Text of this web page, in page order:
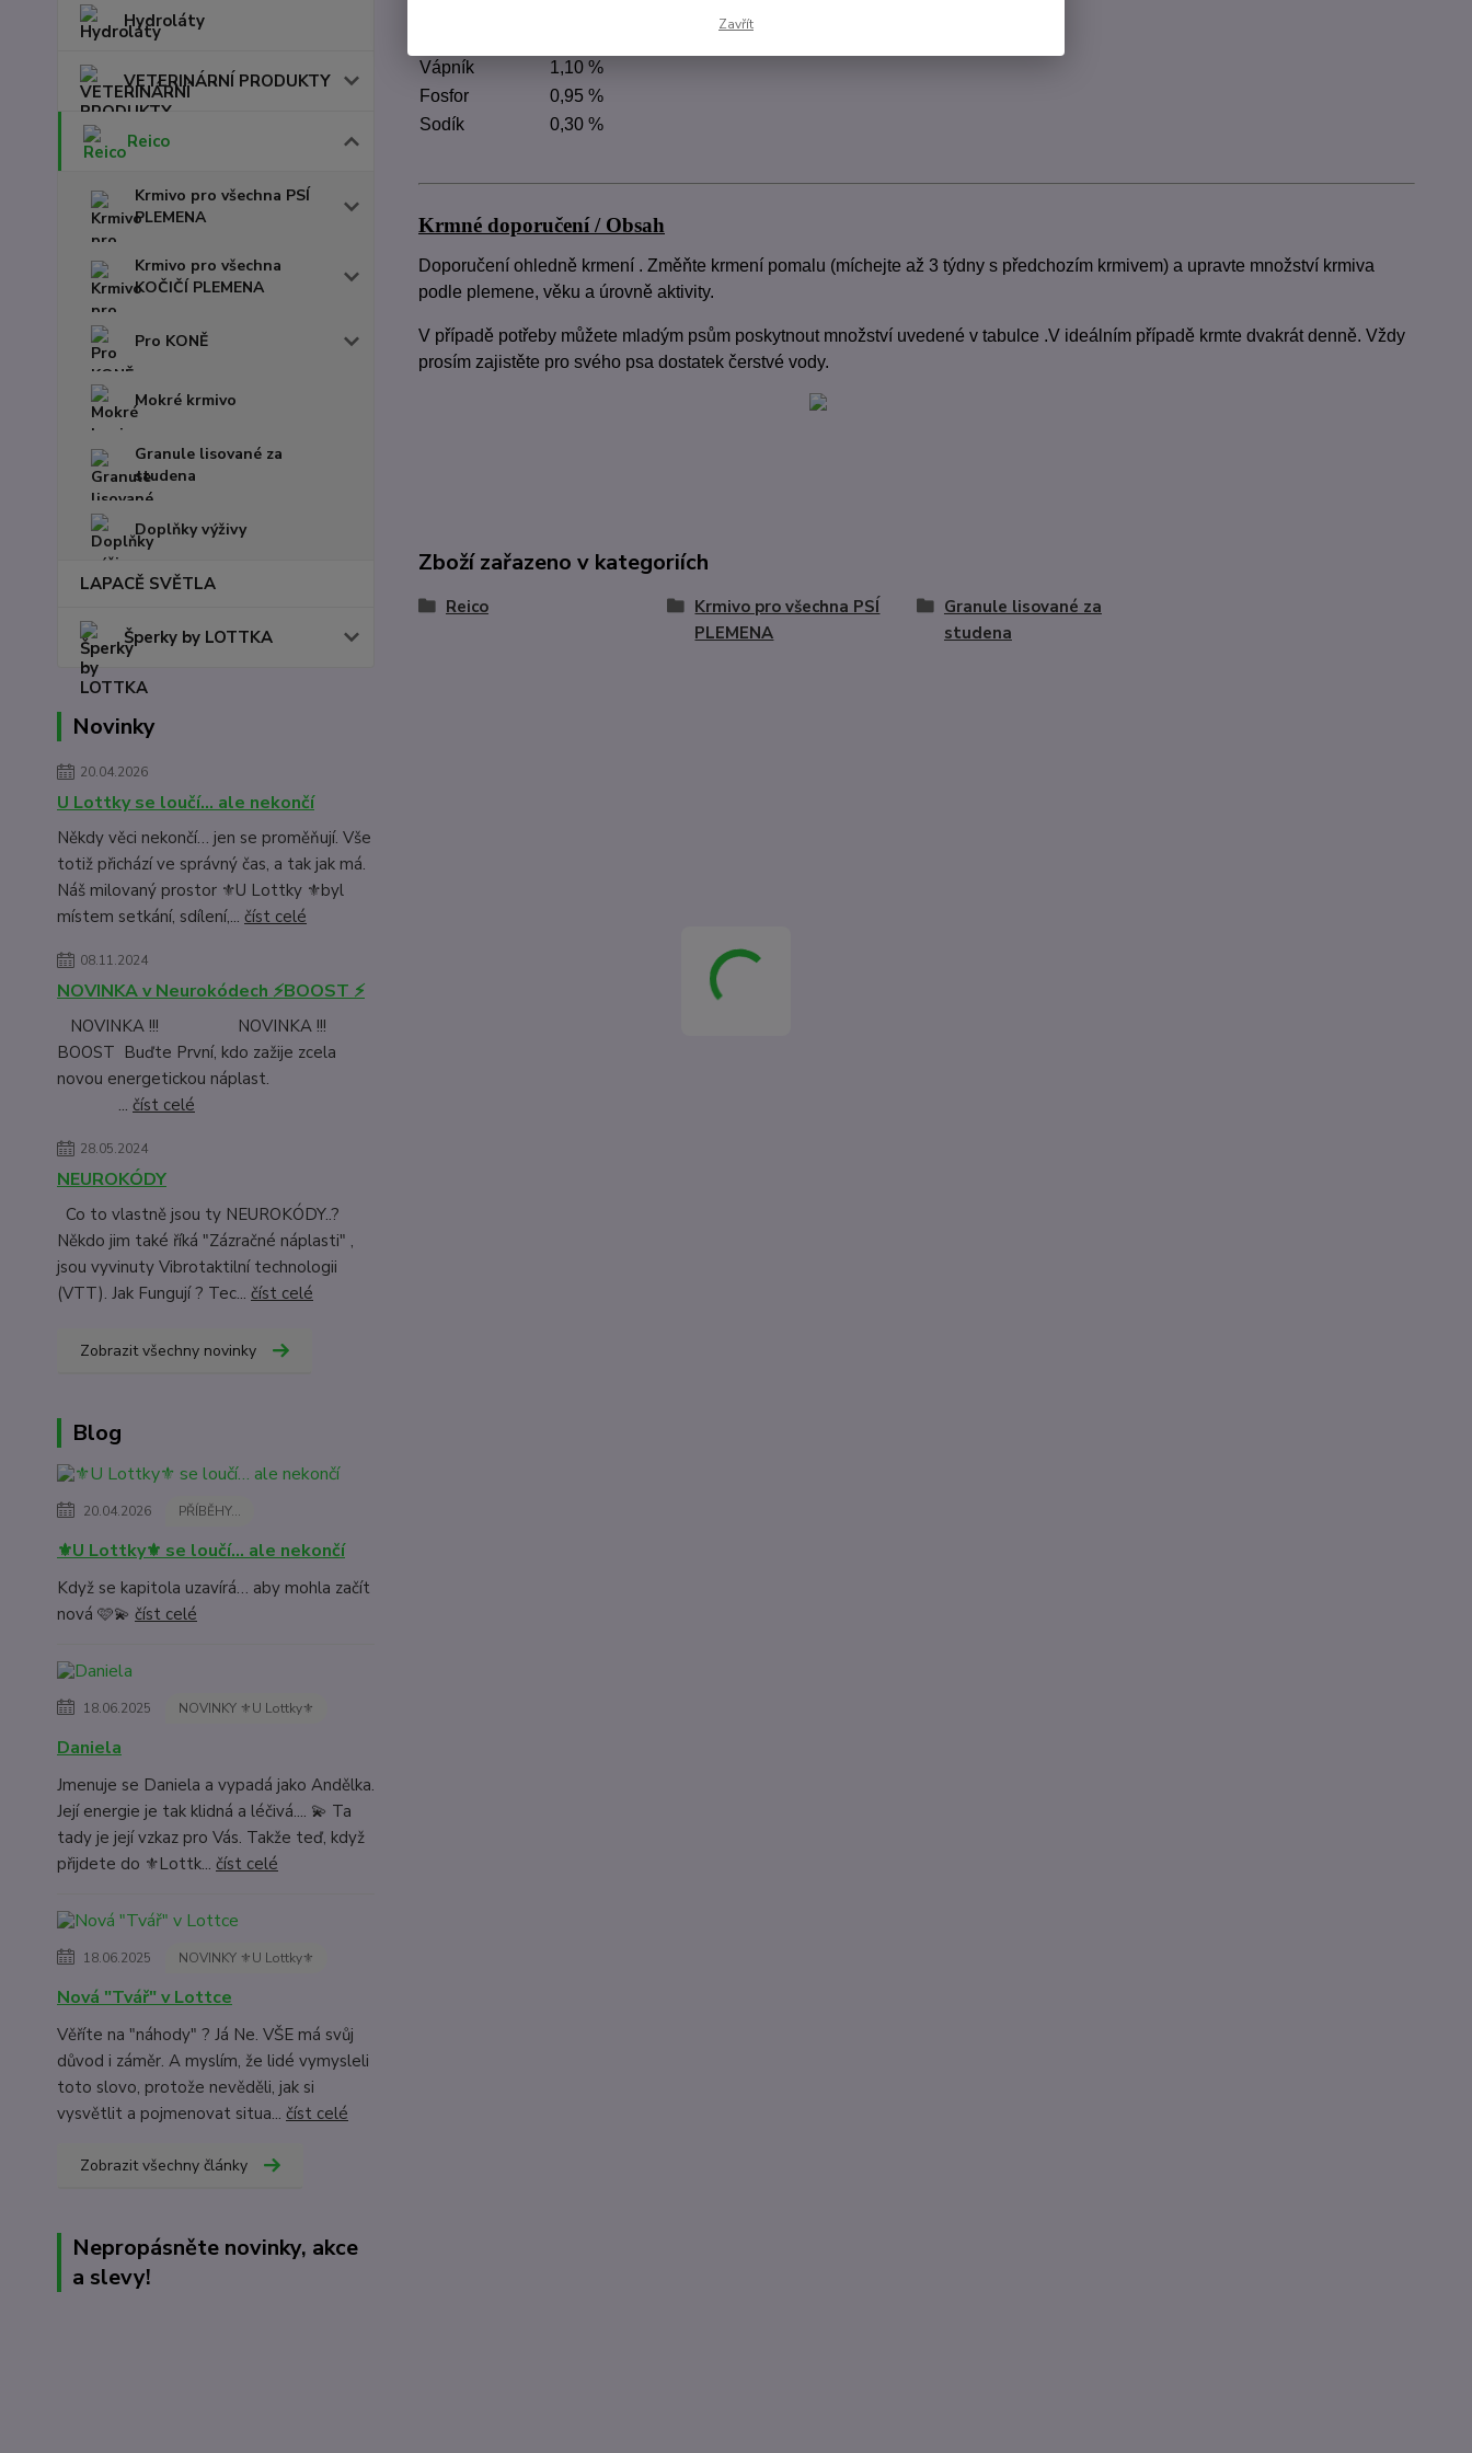
Hydroláty
VETERINÁRNÍ PRODUKTY
Reico
Krmivo pro všechna PSÍ
PLEMENA
Krmivo pro všechna
KOČIČÍ PLEMENA
Pro KONĚ
Mokré krmivo
Granule lisované za
studena
Doplňky výživy
LAPACĚ SVĚTLA
Šperky by LOTTKA
Novinky
20.04.2026
U Lottky se loučí… ale nekončí
Někdy věci nekončí… jen se proměňují. Vše
totiž přichází ve správný čas, a tak jak má.
Náš milovaný prostor ⚜️U Lottky ⚜️byl
místem setkání, sdílení,... číst celé
08.11.2024
NOVINKA v Neurokódech ⚡BOOST ⚡
NOVINKA !!! NOVINKA !!!
BOOST Buďte První, kdo zažije zcela
novou energetickou náplast.
... číst celé
28.05.2024
NEUROKÓDY
Co to vlastně jsou ty NEUROKÓDY..?
Někdo jim také říká "Zázračné náplasti" ,
jsou vyvinuty Vibrotaktilní technologii
(VTT). Jak Fungují ? Tec... číst celé
Zobrazit všechny novinky
Blog
20.04.2026 PŘÍBĚHY...
⚜️U Lottky⚜️ se loučí… ale nekončí
Když se kapitola uzavírá… aby mohla začít
nová 🩷💫 číst celé
18.06.2025 NOVINKY ⚜️U Lottky⚜️
Daniela
Jmenuje se Daniela a vypadá jako Andělka.
Její energie je tak klidná a léčivá.... 💫 Ta
tady je její vzkaz pro Vás. Takže teď, když
přijdete do ⚜️Lottk... číst celé
18.06.2025 NOVINKY ⚜️U Lottky⚜️
Nová "Tvář" v Lottce
Věříte na "náhody" ? Já Ne. VŠE má svůj
důvod i záměr. A myslím, že lidé vymysleli
toto slovo, protože nevěděli, jak si
vysvětlit a pojmenovat situa... číst celé
Zobrazit všechny články
Nepropásněte novinky, akce
a slevy!
Vápník
1,10 %
Fosfor
0,95 %
Sodík
0,30 %
Krmné doporučení / Obsah
Doporučení ohledně krmení . Změňte krmení pomalu (míchejte až 3 týdny s předchozím krmivem) a upravte množství krmiva
podle plemene, věku a úrovně aktivity.
V případě potřeby můžete mladým psům poskytnout množství uvedené v tabulce .V ideálním případě krmte dvakrát denně. Vždy
prosím zajistěte pro svého psa dostatek čerstvé vody.
Zboží zařazeno v kategoriích
Reico
Krmivo pro všechna PSÍ
PLEMENA
Granule lisované za
studena
Zavřít